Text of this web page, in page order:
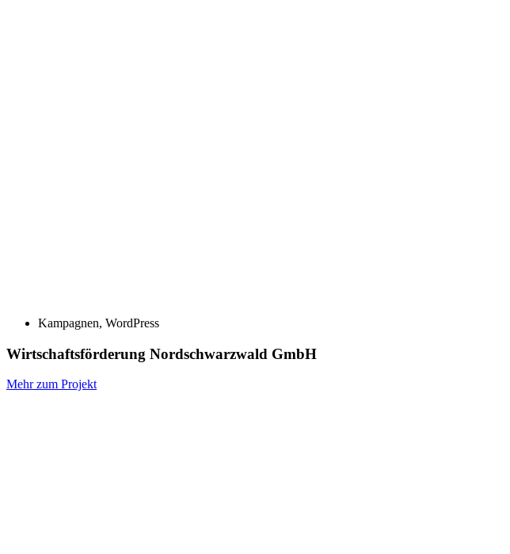
Kampagnen, WordPress
Wirtschaftsförderung Nordschwarzwald GmbH
Mehr zum Projekt